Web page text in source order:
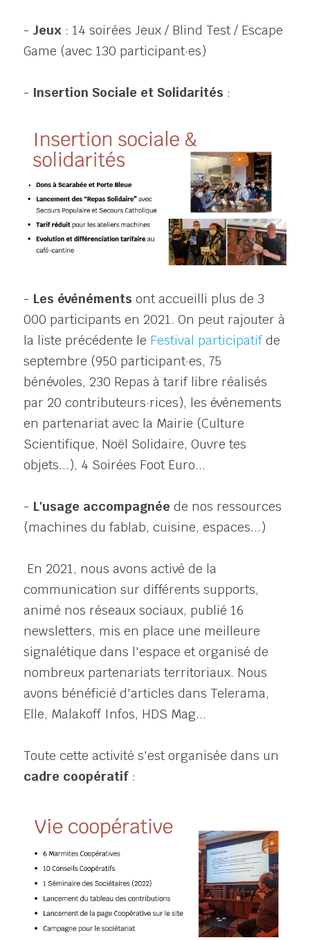
- Jeux : 14 soirées Jeux / Blind Test / Escape
Game (avec 130 participant·es)
- Insertion Sociale et Solidarités :
- Les événéments ont accueilli plus de 3
000 participants en 2021. On peut rajouter à
la liste précédente le Festival participatif de
septembre (950 participant·es, 75
bénévoles, 230 Repas à tarif libre réalisés
par 20 contributeurs·rices), les événements
en partenariat avec la Mairie (Culture
Scientifique, Noël Solidaire, Ouvre tes
objets...), 4 Soirées Foot Euro...
- L'usage accompagnée de nos ressources
(machines du fablab, cuisine, espaces...)
communication sur différents supports,
animé nos réseaux sociaux, publié 16
newsletters, mis en place une meilleure
signalétique dans l'espace et organisé de
nombreux partenariats territoriaux. Nous
avons bénéficié d'articles dans Telerama,
Elle, Malakoff Infos, HDS Mag...
cadre coopératif :